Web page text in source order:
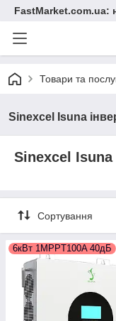
FastMarket.com.ua:
Товари та
Sinexcel Isuna
Sinexcel Isuna
Сортування
6кВт 1MPPT100A 40дБ